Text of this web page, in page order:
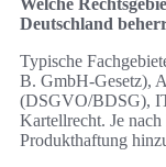
Welche
Deutschland
Typische
B. GmbH-Gesetz),
(DSGVO/BDSG),
Kartellrecht. Je
Produkthaftung